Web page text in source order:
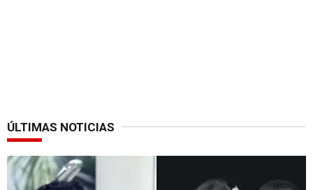
ÚLTIMAS NOTICIAS